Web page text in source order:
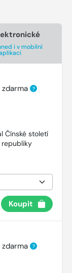
i v mobilní
?
Čínské století
republiky
Koupit
?